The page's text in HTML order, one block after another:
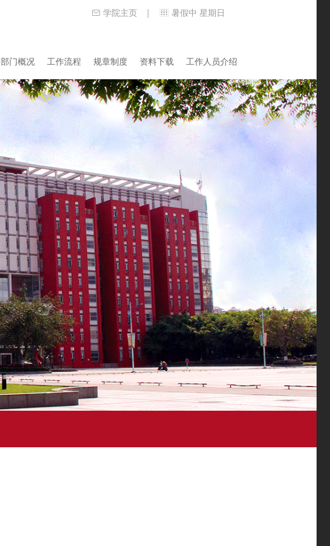
学院主页 | 暑假中 星期日
部门概况 工作流程 规章制度 资料下载 工作人员介绍